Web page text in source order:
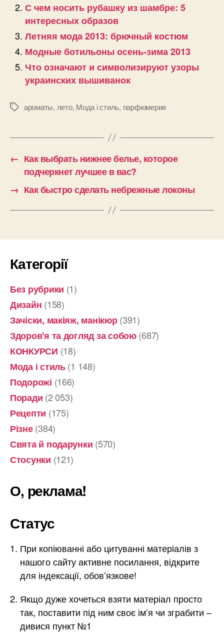
С чем носить рубашку из шамбре: 5
интересных образов
Летняя мода 2013: брючный костюм
Модные ботильоны осень-зима 2013
Что означают и символизируют узоры
украинских вышиванок
Позначки
ароматы, лето, Мода і стиль, парфюмерия
← Как выбрать нижнее белье, которое
подчеркнет лучшее в вас?
→ Как быстро сделать небрежные локоны
Категорії
Без рубрики (1)
Дизайн (158)
Зачіски, макіяж, манікюр(391)
Здоров'я та догляд за собою(687)
КОНКУРСИ (18)
Мода і стиль(1 148)
Подорожі (166)
Поради (2 053)
Рецепти (175)
Різне(384)
Свята й подарунки (570)
Стосунки (121)
О, реклама!
Статус
При копіюванні або цитуванні матеріалів з
нашого сайту активне посилання, відкрите
для індексації, обов’язкове!
Якщо дуже хочеться взяти матеріал просто
так, поставити під ним своє ім’я чи зграбити –
дивися пункт №1